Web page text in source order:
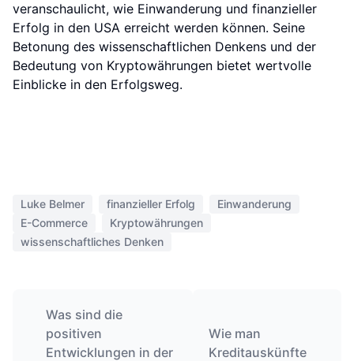
veranschaulicht, wie Einwanderung und finanzieller
Erfolg in den USA erreicht werden können. Seine
Betonung des wissenschaftlichen Denkens und der
Bedeutung von Kryptowährungen bietet wertvolle
Einblicke in den Erfolgsweg.
Luke Belmer finanzieller Erfolg
Einwanderung
E-Commerce
Kryptowährungen
wissenschaftliches Denken
Was sind die
positiven
Entwicklungen in der
Wie man
Kreditauskünfte